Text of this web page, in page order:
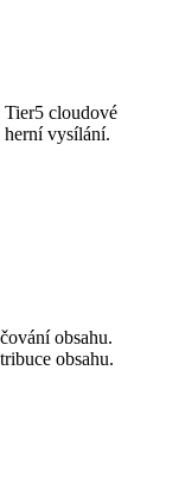
cloudové
herní vysílání.
obsahu.
obsahu.